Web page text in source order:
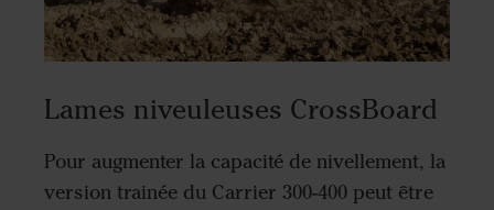
Lames niveuleuses CrossBoard
Pour augmenter la capacité de nivellement, la
version trainée du Carrier 300-400 peut être